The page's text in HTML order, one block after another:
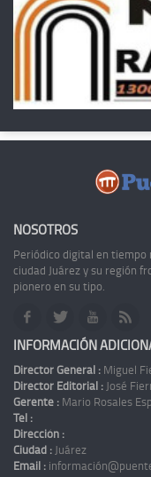
NOSOTROS
Periódico digital en
ciudad Juárez y su región
pionero en su tipo.
INFORMACIÓN
Director General : Miguel
Director Editorial : José
Gerente : Mario Rosales
Tel :
Dirección :
Ciudad : Juárez
Email :